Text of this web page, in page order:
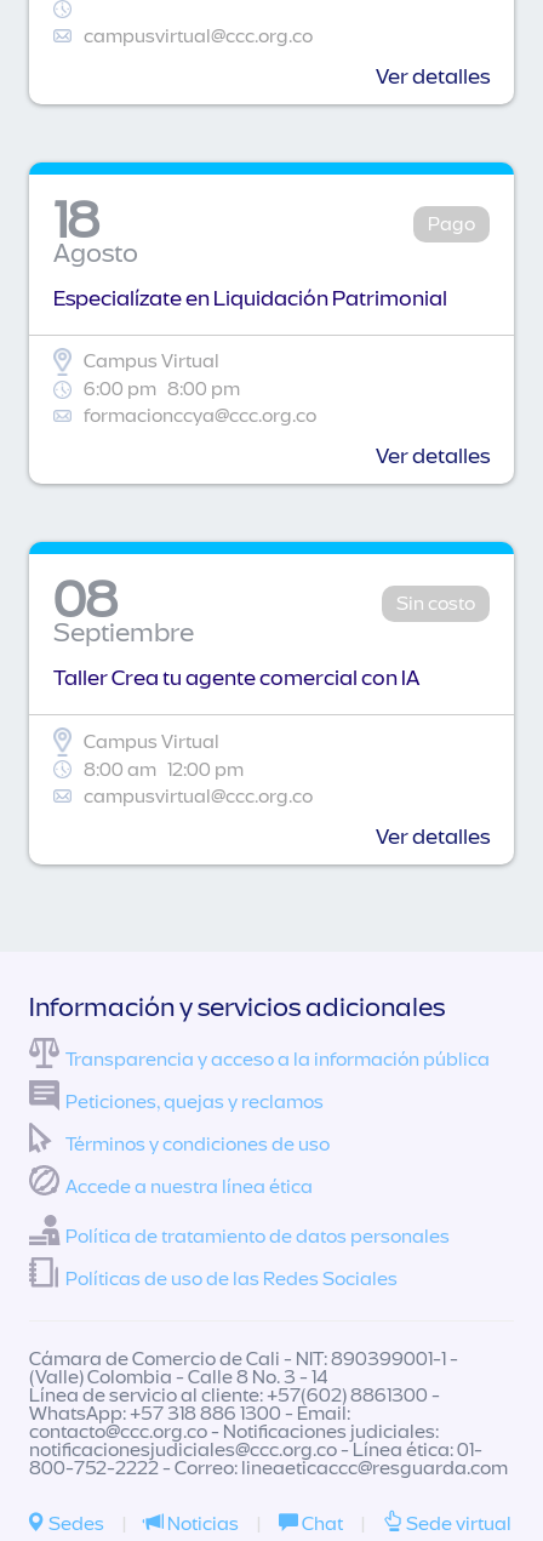
campusvirtual@ccc.org.co
Ver detalles
18
Agosto
Pago
Especialízate en Liquidación Patrimonial
Campus Virtual
6:00 pm 8:00 pm
formacionccya@ccc.org.co
Ver detalles
08
Septiembre
Sin costo
Taller Crea tu agente comercial con IA
Campus Virtual
8:00 am 12:00 pm
campusvirtual@ccc.org.co
Ver detalles
Información y servicios adicionales
Transparencia y acceso a la información pública
Peticiones, quejas y reclamos
Términos y condiciones de uso
Accede a nuestra línea ética
Política de tratamiento de datos personales
Políticas de uso de las Redes Sociales
Cámara de Comercio de Cali - NIT: 890399001-1 -
(Valle) Colombia - Calle 8 No. 3 - 14
Línea de servicio al cliente: +57(602) 8861300 -
WhatsApp: +57 318 886 1300 - Email:
contacto@ccc.org.co- Notificaciones judiciales:
notificacionesjudiciales@ccc.org.co- Línea ética: 01-
800-752-2222 - Correo: lineaeticaccc@resguarda.com
Sedes | Noticias | Chat | Sede virtual